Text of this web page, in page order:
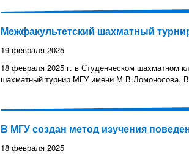
Межфакультетский шахматный
19 февраля 2025
18 февраля 2025 г. в Студенческом шахматном
шахматный турнир МГУ имени М.В.Ломоносова. В
В МГУ создан метод изучения
18 февраля 2025